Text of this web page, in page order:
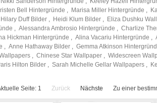
Bell Hintergründe , Marisa Miller Hintergründe ,
Hilary Duff Bilder , Heidi Klum Bilder , Eliza Dushku
, Alessandra Ambrosio Hintergründe , Charlize
Hickman Hintergründe , Alina Vacariu Hintergründe ,
, Anne Hathaway Bilder , Gemma Atkinson
, Chinese Star Wallpaper , Widescreen
Hilton Bilder , Sarah Michelle Gellar Wallpapers ,
Seite: 1 Zurück Nächste Zu einer